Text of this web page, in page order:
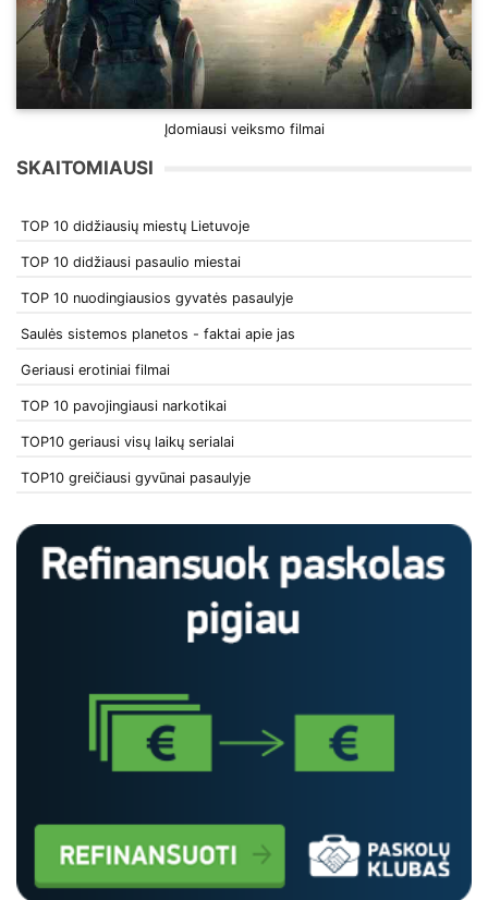
Įdomiausi veiksmo filmai
SKAITOMIAUSI
TOP 10 didžiausių miestų Lietuvoje
TOP 10 didžiausi pasaulio miestai
TOP 10 nuodingiausios gyvatės pasaulyje
Saulės sistemos planetos - faktai apie jas
Geriausi erotiniai filmai
TOP 10 pavojingiausi narkotikai
TOP10 geriausi visų laikų serialai
TOP10 greičiausi gyvūnai pasaulyje